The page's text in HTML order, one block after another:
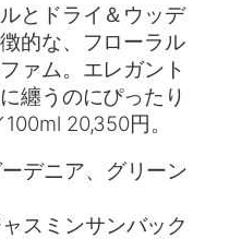
とドライ＆ウッデ
的な、フローラル
ァム。エレガント
纏うのにぴったり
20,350円。
デニア、グリーン
スミンサンバック